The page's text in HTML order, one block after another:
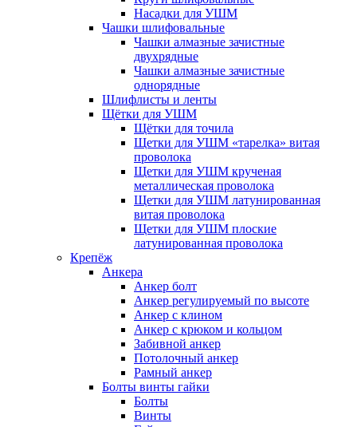
Насадки для УШМ
Чашки шлифовальные
Чашки алмазные зачистные
двухрядные
Чашки алмазные зачистные
однорядные
Шлифлисты и ленты
Щётки для УШМ
Щётки для точила
Щетки для УШМ «тарелка» витая
проволока
Щетки для УШМ крученая
металлическая проволока
Щетки для УШМ латунированная
витая проволока
Щетки для УШМ плоские
латунированная проволока
Крепёж
Анкера
Анкер болт
Анкер регулируемый по высоте
Анкер с клином
Анкер с крюком и кольцом
Забивной анкер
Потолочный анкер
Рамный анкер
Болты винты гайки
Болты
Винты